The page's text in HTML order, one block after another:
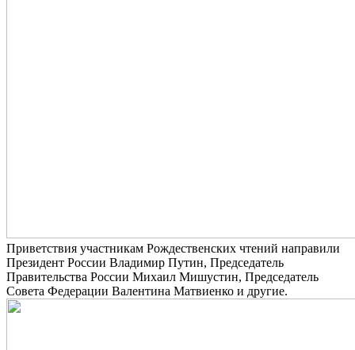
Приветствия участникам Рождественских чтений направили
Президент России Владимир Путин, Председатель
Правительства России Михаил Мишустин, Председатель
Совета Федерации Валентина Матвиенко и другие.